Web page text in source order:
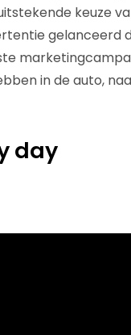
keuze
gelanceerd
in de auto,
day